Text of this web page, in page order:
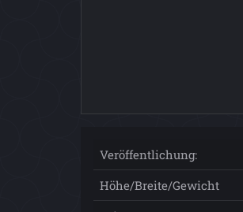
Veröffentlichung:
Höhe/Breite/Gewicht